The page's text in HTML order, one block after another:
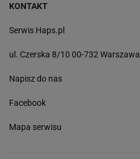
KONTAKT
Serwis Haps.pl
ul. Czerska 8/10 00-732 Warszawa
Napisz do nas
Facebook
Mapa serwisu